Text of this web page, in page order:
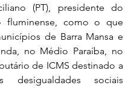
(PT), presidente do
fluminense, como o que
de Barra Mansa e
no Médio Paraíba, no
de ICMS destinado a
desigualdades sociais